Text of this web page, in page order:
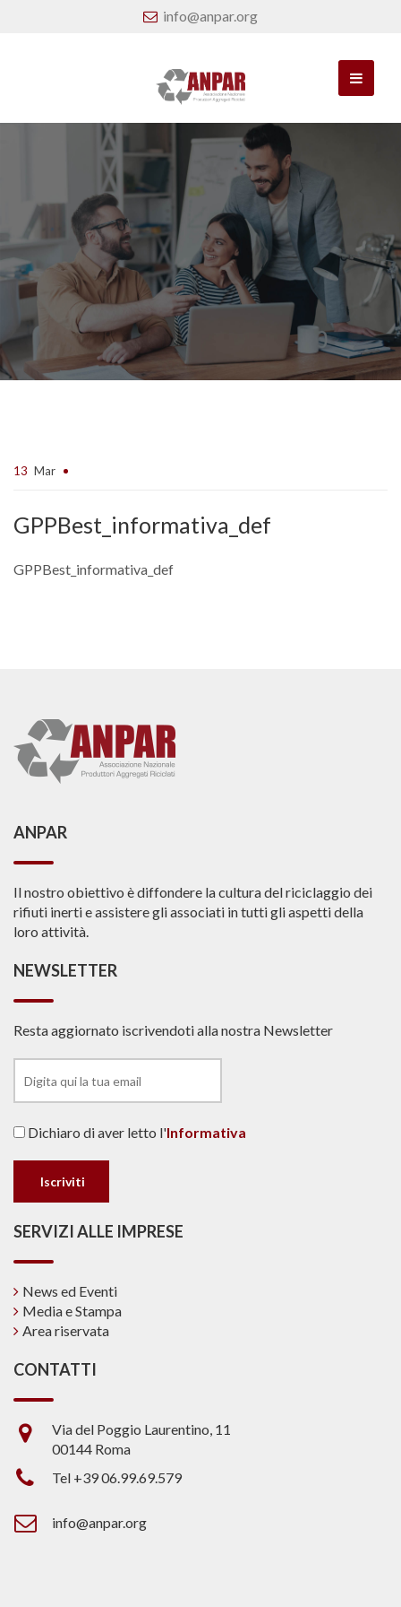
info@anpar.org
13 Mar
GPPBest_informativa_def
GPPBest_informativa_def
ANPAR
Il nostro obiettivo è diffondere la cultura del riciclaggio dei
rifiuti inerti e assistere gli associati in tutti gli aspetti della
loro attività.
NEWSLETTER
Resta aggiornato iscrivendoti alla nostra Newsletter
Dichiaro di aver letto l'Informativa
SERVIZI ALLE IMPRESE
News ed Eventi
Media e Stampa
Area riservata
CONTATTI
Via del Poggio Laurentino, 11
00144 Roma
Tel +39 06.99.69.579
info@anpar.org